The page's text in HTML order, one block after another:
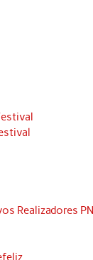
Realizadores